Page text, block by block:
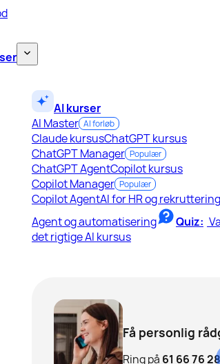
AI kurser
AI Master AI forløb
Claude kursusChatGPT kursus
ChatGPT Manager Populær
ChatGPT AgentCopilot kursus
Copilot Manager Populær
Copilot AgentAI for HR og rekruttering
Agent og automatisering
Quiz:
det rigtige AI kursus
Få personlig
Ring på 61 66 76 28